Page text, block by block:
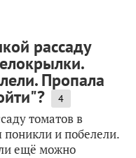
рассаду
Пропала
4
томатов в
поникли и побелели.
ещё можно